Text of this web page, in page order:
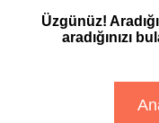
Üzgünüz!
aradığınızı